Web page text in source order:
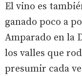
El vino es
ganado poco a
Amparado en la
los valles que
presumir cada